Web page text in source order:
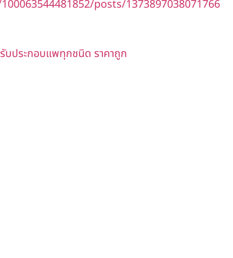
posts/1373897038071766
ประกอบแพทุกชนิด ราคาถูก